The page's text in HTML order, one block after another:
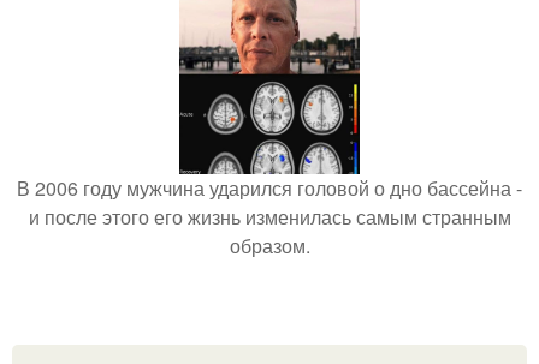
В 2006 году мужчина ударился головой о дно бассейна -
и после этого его жизнь изменилась самым странным
образом.